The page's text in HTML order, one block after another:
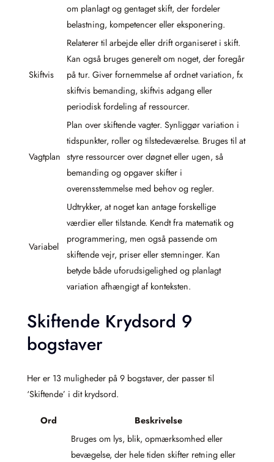
om planlagt og gentaget skift, der fordeler
belastning, kompetencer eller eksponering.
Skiftvis
Relaterer til arbejde eller drift organiseret i skift.
Kan også bruges generelt om noget, der foregår
på tur. Giver fornemmelse af ordnet variation, fx
skiftvis bemanding, skiftvis adgang eller
periodisk fordeling af ressourcer.
Vagtplan
Plan over skiftende vagter. Synliggør variation i
tidspunkter, roller og tilstedeværelse. Bruges til at
styre ressourcer over døgnet eller ugen, så
bemanding og opgaver skifter i
overensstemmelse med behov og regler.
Variabel
Udtrykker, at noget kan antage forskellige
værdier eller tilstande. Kendt fra matematik og
programmering, men også passende om
skiftende vejr, priser eller stemninger. Kan
betyde både uforudsigelighed og planlagt
variation afhængigt af konteksten.
Skiftende Krydsord 9
bogstaver
Her er 13 muligheder på 9 bogstaver, der passer til
‘Skiftende’ i dit krydsord.
Ord Beskrivelse
Bruges om lys, blik, opmærksomhed eller
bevægelse, der hele tiden skifter retning eller